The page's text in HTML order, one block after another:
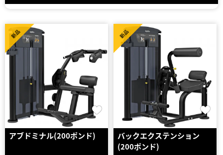
アブドミナル(200ポンド)
新品
バックエクステンション
(200ポンド)
新品